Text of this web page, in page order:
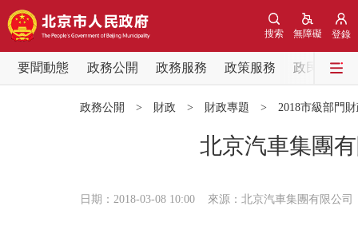
登錄
無障礙
搜索
要聞動態 政務公開 政務服務 政策服務
政民互動
政務公開 > 財政 > 財政專題 > 2018市級部門
北京汽車集團
日期：2018-03-08 10:00 來源：北京汽車集團有限公司